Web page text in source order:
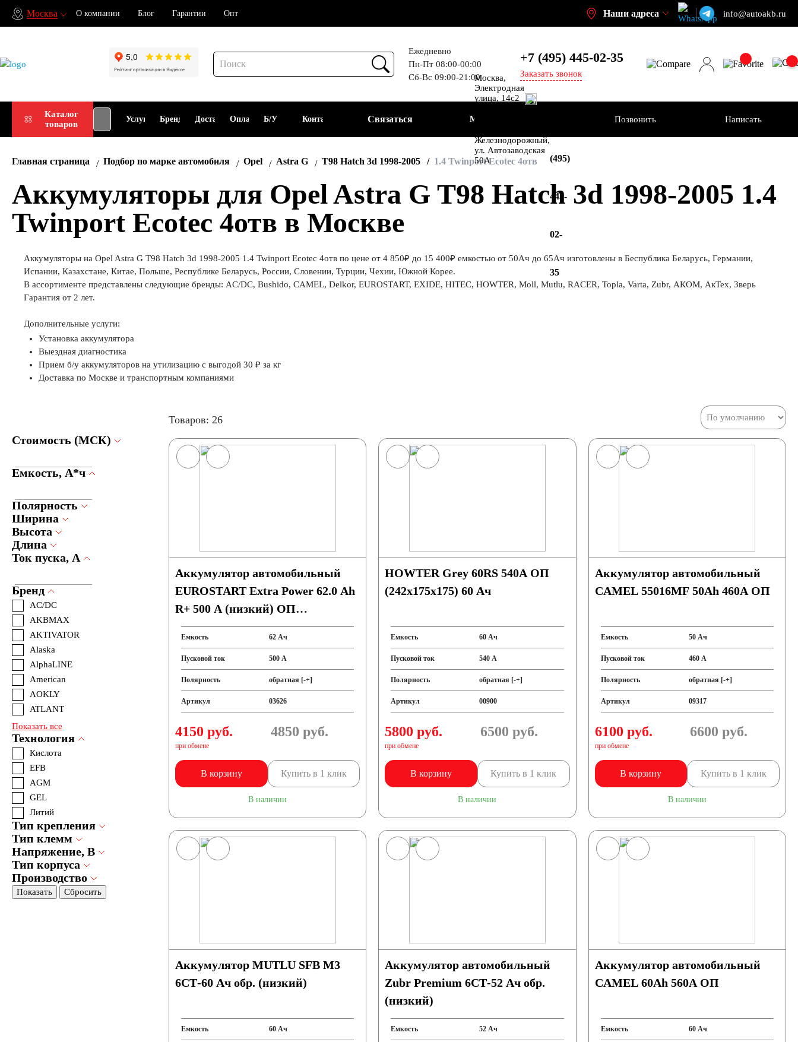
Москва О компании Блог Гарантии Опт Наши адреса info@autoakb.ru
Ежедневно
Пн-Пт 08:00-00:00
Сб-Вс 09:00-21:00
+7 (495) 445-02-35
Заказать звонок
Каталог
товаров
Подбор
АКБ
Услуги Бренды ДоставкаОплата Б/У
АКБ
Контакты Связаться Москва
Москва,
Электродная
улица, 14с2
Энтузиастов
Железнодорожный,
ул. Автозаводская
50А
(495)
445-
02-
35
Позвонить Написать
Главная страница Подбор по марке автомобиля Opel Astra G T98 Hatch 3d 1998-2005 1.4 Twinport Ecotec 4отв
Аккумуляторы для Opel Astra G T98 Hatch 3d 1998-2005 1.4
Twinport Ecotec 4отв в Москве
Аккумуляторы на Opel Astra G T98 Hatch 3d 1998-2005 1.4 Twinport Ecotec 4отв по цене от 4 850₽ до 15 400₽ емкостью от 50Ач до 65Ач изготовлены в Беспублика Беларусь, Германии,
Испании, Казахстане, Китае, Польше, Республике Беларусь, России, Словении, Турции, Чехии, Южной Корее.
В ассортименте представлены следующие бренды: AC/DC, Bushido, CAMEL, Delkor, EUROSTART, EXIDE, HITEC, HOWTER, Moll, Mutlu, RACER, Topla, Varta, Zubr, АКОМ, АкТех, Зверь
Гарантия от 2 лет.
Дополнительные услуги:
Установка аккумулятора
Выездная диагностика
Прием б/у аккумуляторов на утилизацию с выгодой 30 ₽ за кг
Доставка по Москве и транспортным компаниями
Стоимость (МСК)
Емкость, А*ч
Полярность
Ширина
Высота
Длина
Ток пуска, А
Бренд
AC/DC
AKBMAX
AKTIVATOR
Alaska
AlphaLINE
American
AOKLY
ATLANT
Показать все
Технология
Кислота
EFB
AGM
GEL
Литий
Тип крепления
Тип клемм
Напряжение, В
Тип корпуса
Производство
Показать Сбросить
Товаров: 26
Аккумулятор автомобильный
EUROSTART Extra Power 62.0 Ah
R+ 500 A (низкий) ОП
(242x175x175) LB2
Емкость 62 Ач
Пусковой ток 500 А
Полярность обратная [-+]
Артикул 03626
4150 руб.
при обмене
4850 руб.
В корзину Купить в 1 клик
В наличии
HOWTER Grey 60RS 540A ОП
(242x175x175) 60 Ач
Емкость 60 Ач
Пусковой ток 540 А
Полярность обратная [-+]
Артикул 00900
5800 руб.
при обмене
6500 руб.
В корзину Купить в 1 клик
В наличии
Аккумулятор автомобильный
CAMEL 55016MF 50Ah 460A ОП
Емкость 50 Ач
Пусковой ток 460 А
Полярность обратная [-+]
Артикул 09317
6100 руб.
при обмене
6600 руб.
В корзину Купить в 1 клик
В наличии
Аккумулятор MUTLU SFB M3
6СТ-60 Ач обр. (низкий)
Емкость 60 Ач
Аккумулятор автомобильный
Zubr Premium 6СТ-52 Ач обр.
(низкий)
Емкость 52 Ач
Аккумулятор автомобильный
CAMEL 60Ah 560A ОП
Емкость 60 Ач